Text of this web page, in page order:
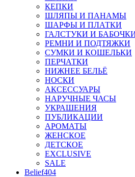
КЕПКИ
ШЛЯПЫ И ПАНАМЫ
ШАРФЫ И ПЛАТКИ
ГАЛСТУКИ И
РЕМНИ И ПОДТЯЖКИ
СУМКИ И КОШЕЛЬКИ
ПЕРЧАТКИ
НИЖНЕЕ БЕЛЬЁ
НОСКИ
АКСЕССУАРЫ
НАРУЧНЫЕ ЧАСЫ
УКРАШЕНИЯ
ПУБЛИКАЦИИ
АРОМАТЫ
ЖЕНСКОЕ
ДЕТСКОЕ
EXCLUSIVE
SALE
Belief404